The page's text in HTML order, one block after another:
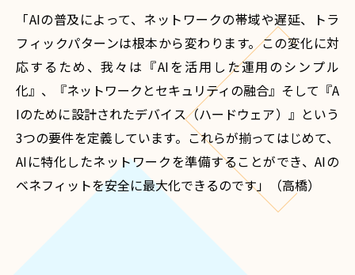
「AIの普及によって、ネットワークの帯域や遅延、トラ
フィックパターンは根本から変わります。この変化に対
応するため、我々は『AIを活用した運用のシンプル
化』、『ネットワークとセキュリティの融合』そして『A
Iのために設計されたデバイス（ハードウェア）』という
3つの要件を定義しています。これらが揃ってはじめて、
AIに特化したネットワークを準備することができ、AIの
ベネフィットを安全に最大化できるのです」（高橋）